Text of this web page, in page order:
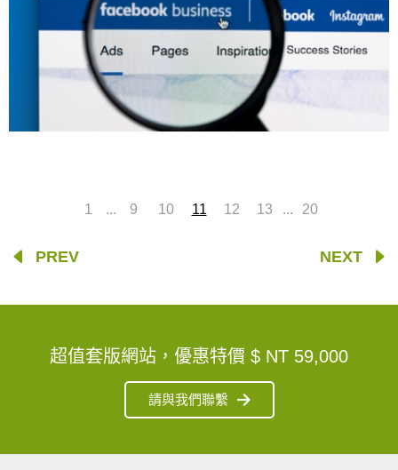
1 ... 9 10 11 12 13 ... 20
PREV NEXT
超值套版網站，優惠特價 $ NT 59,000
請與我們聯繫